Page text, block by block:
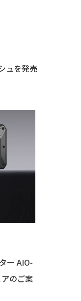
ュを発売
ー AIO-
のご案